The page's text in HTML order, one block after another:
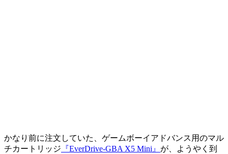
かなり前に注文していた、ゲームボーイアドバンス用のマル
チカートリッジ 『EverDrive-GBA X5 Mini』 が、ようやく到